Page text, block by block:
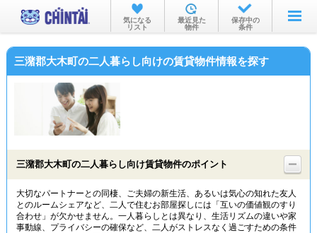
お部屋を探す
沿線・駅から
物件特集から
TOP
気になる
リスト
最近見た
物件
保存中の
条件
三潴郡大木町の二人暮らし向けの賃貸物件情報を探す
三潴郡大木町の二人暮らし向け賃貸物件のポイント
大切なパートナーとの同棲、ご夫婦の新生活、あるいは気心の知れた友人
とのルームシェアなど、二人で住むお部屋探しには「互いの価値観のすり
合わせ」が欠かせません。一人暮らしとは異なり、生活リズムの違いや家
事動線、プライバシーの確保など、二人がストレスなく過ごすための条件